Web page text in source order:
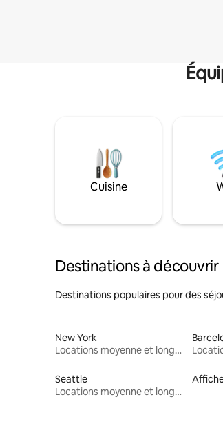
Cuisine
Destinations à découvrir
Destinations populaires pour des
New York
Locations moyenne et longue durée
Seattle
Locations moyenne et longue durée